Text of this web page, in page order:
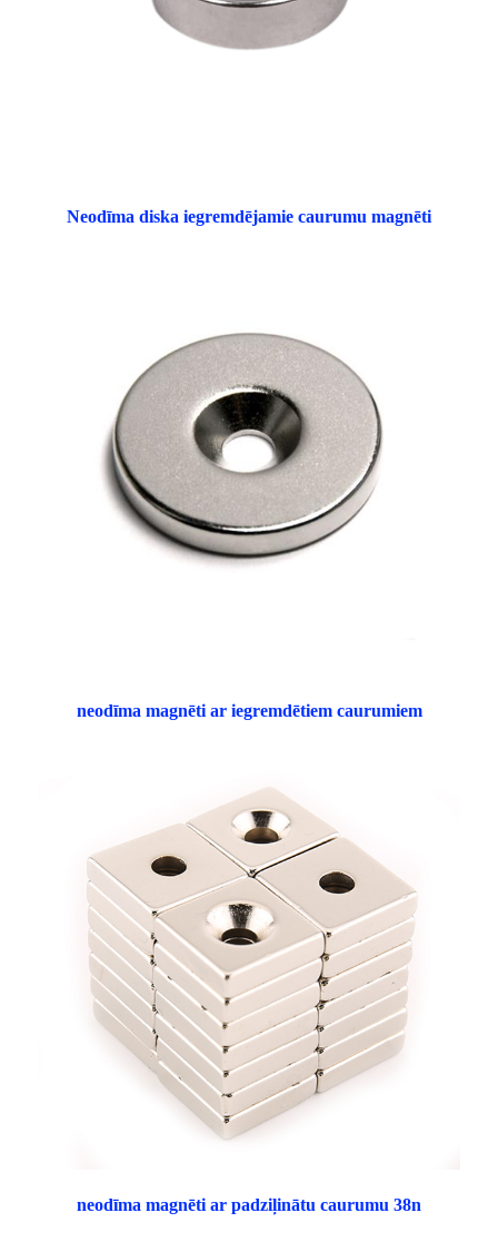
Neodīma diska iegremdējamie caurumu magnēti
neodīma magnēti ar iegremdētiem caurumiem
neodīma magnēti ar padziļinātu caurumu 38n